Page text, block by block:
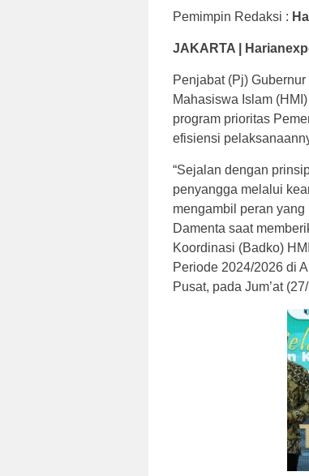
Pemimpin Redaksi :
JAKARTA |
Penjabat (Pj)
Mahasiswa Islam
program prioritas
efisiensi
“Sejalan dengan
penyangga melalui
mengambil peran yang
Damenta saat
Koordinasi (Badko)
Periode 2024/2026 di
Pusat, pada Jum’at